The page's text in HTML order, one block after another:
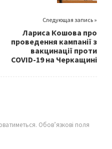
Следующая запись »
Лариса Кошова про
проведення кампанії з
вакцинації проти
COVID-19 на Черкащині
Обов’язкові поля